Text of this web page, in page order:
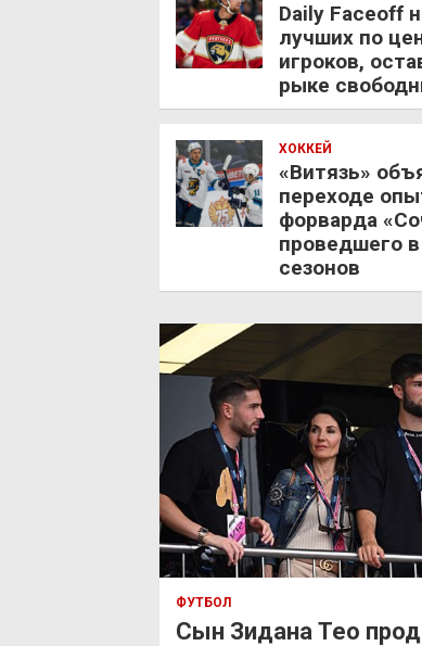
Daily Faceoff
лучших по
игроков,
рыке
ХОККЕЙ
«Витязь»
переходе
форварда
проведшего
сезонов
ФУТБОЛ
Сын Зидана Тео